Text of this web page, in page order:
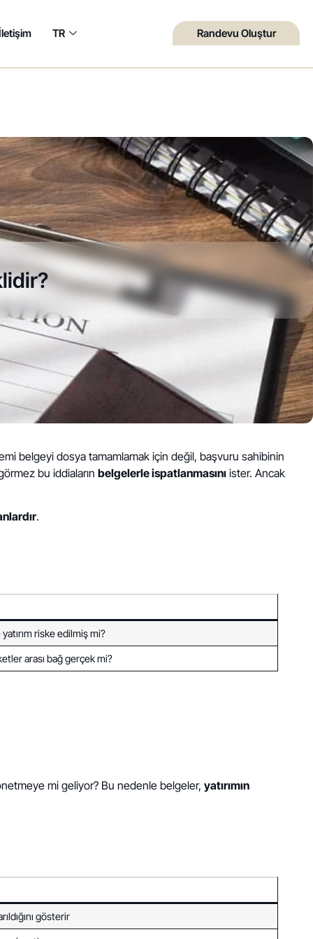
TR Randevu Oluştur
belgeyi dosya tamamlamak için değil, başvuru sahibinin
bu iddiaların belgelerle ispatlanmasını ister. Ancak
.
riske edilmiş mi?
arası bağ gerçek mi?
mi geliyor? Bu nedenle belgeler, yatırımın
gösterir